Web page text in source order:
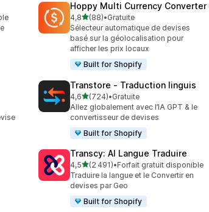
Hoppy Multi Currency Converter
4,8étoile(s) sur 5
(88)
88 avis au total
•Gratuite
Sélecteur automatique de devises
basé sur la géolocalisation pour
afficher les prix locaux
Built for Shopify
Transtore ‑ Traduction linguis
4,6étoile(s) sur 5
(724)
724 avis au total
•Gratuite
Allez globalement avec l’IA GPT & le
convertisseur de devises
Built for Shopify
Transcy: AI Langue Traduire
4,5étoile(s) sur 5
(2 491)
2491 avis au total
•Forfait gratuit disponible
Traduire la langue et le Convertir en
devises par Geo
Built for Shopify